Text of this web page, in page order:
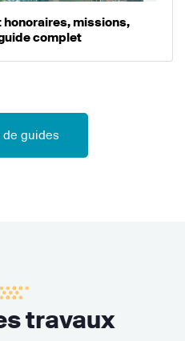
missions,
complet
de guides
travaux